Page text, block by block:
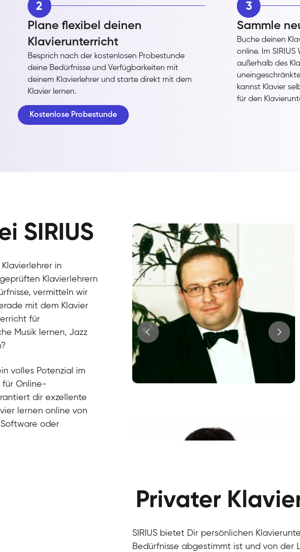
2
Plane flexibel deinen
Klavierunterricht
Besprich nach der kostenlosen Probestunde
deine Bedürfnisse und Verfügbarkeiten mit
deinem Klavierlehrer und starte direkt mit dem
Klavier lernen.
3
Sammle
Buche deinen
online. Im
außerhalb des
kannst Klavier
für den
Kostenlose Probestunde
SIRIUS
in
Klavierlehrern
vermitteln wir
mit dem Klavier
für
Musik lernen, Jazz
volles Potenzial im
für Online-
dir exzellente
lernen online von
oder
Klavier / Piano / Flügel
Klavier / Piano / Flügel
Privater
SIRIUS bietet Dir persönlichen
Bedürfnisse abgestimmt ist und von der